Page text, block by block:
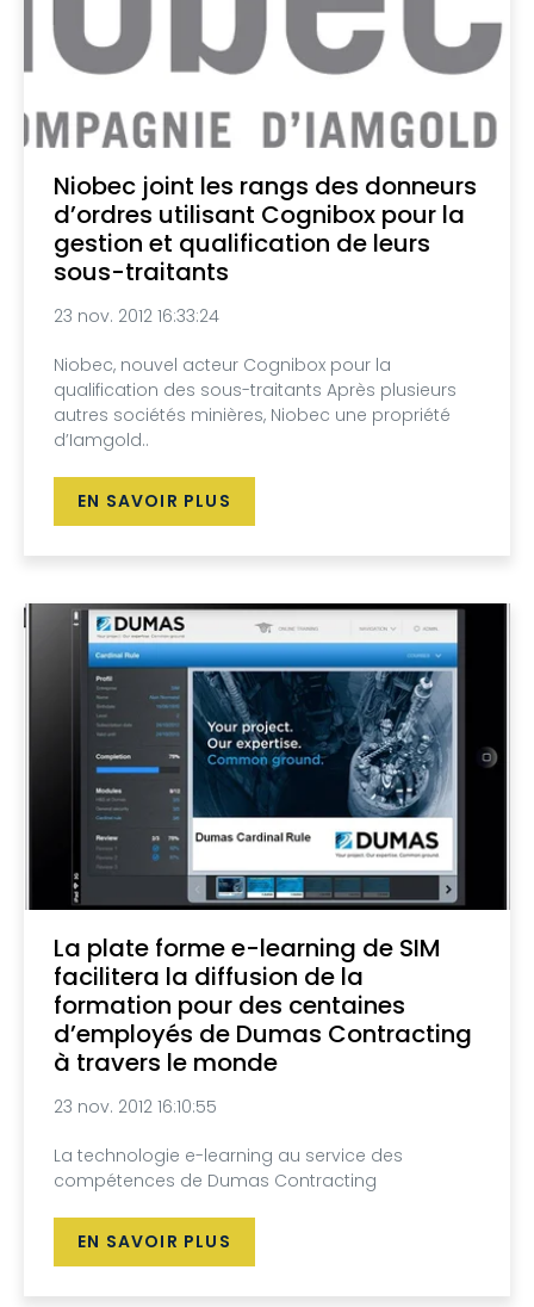
Niobec joint les rangs des donneurs
d’ordres utilisant Cognibox pour la
gestion et qualification de leurs
sous-traitants
23 nov. 2012 16:33:24
Niobec, nouvel acteur Cognibox pour la
qualification des sous-traitants Après plusieurs
autres sociétés minières, Niobec une propriété
d’Iamgold..
EN SAVOIR PLUS
La plate forme e-learning de SIM
facilitera la diffusion de la
formation pour des centaines
d’employés de Dumas Contracting
à travers le monde
23 nov. 2012 16:10:55
La technologie e-learning au service des
compétences de Dumas Contracting
EN SAVOIR PLUS